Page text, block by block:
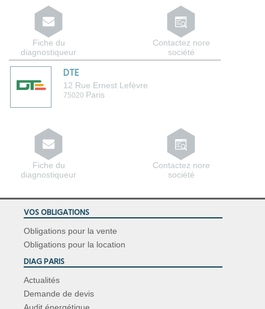
Contactez nore
société
Fiche du
diagnostiqueur
DTE
12 Rue Ernest Lefèvre
75020 Paris
Contactez nore
société
Fiche du
diagnostiqueur
VOS OBLIGATIONS
Obligations pour la vente
Obligations pour la location
DIAG PARIS
Actualités
Demande de devis